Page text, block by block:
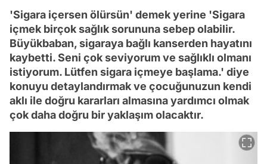
'Sigara içersen ölürsün' demek yerine 'Sigara
içmek birçok sağlık sorununa sebep olabilir.
Büyükbaban, sigaraya bağlı kanserden hayatını
kaybetti. Seni çok seviyorum ve sağlıklı olmanı
istiyorum. Lütfen sigara içmeye başlama.' diye
konuyu detaylandırmak ve çocuğunuzun kendi
aklı ile doğru kararları almasına yardımcı olmak
çok daha doğru bir yaklaşım olacaktır.